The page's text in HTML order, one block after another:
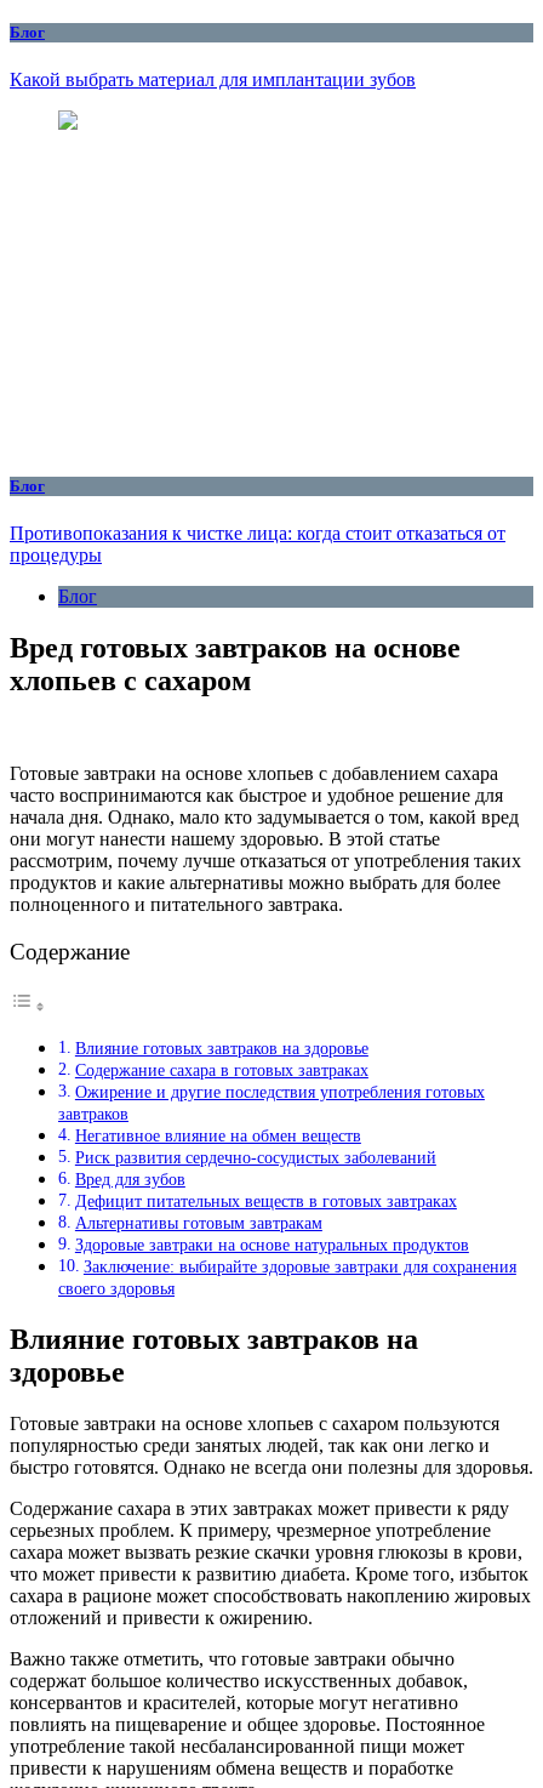
Блог
Какой выбрать материал для имплантации зубов
Блог
Противопоказания к чистке лица: когда стоит отказаться от
процедуры
Блог
Вред готовых завтраков на основе
хлопьев с сахаром
Готовые завтраки на основе хлопьев с добавлением сахара
часто воспринимаются как быстрое и удобное решение для
начала дня. Однако, мало кто задумывается о том, какой вред
они могут нанести нашему здоровью. В этой статье
рассмотрим, почему лучше отказаться от употребления таких
продуктов и какие альтернативы можно выбрать для более
полноценного и питательного завтрака.
Содержание
Влияние готовых завтраков на здоровье
Содержание сахара в готовых завтраках
Ожирение и другие последствия употребления готовых
завтраков
Негативное влияние на обмен веществ
Риск развития сердечно-сосудистых заболеваний
Вред для зубов
Дефицит питательных веществ в готовых завтраках
Альтернативы готовым завтракам
Здоровые завтраки на основе натуральных продуктов
Заключение: выбирайте здоровые завтраки для сохранения
своего здоровья
Влияние готовых завтраков на
здоровье
Готовые завтраки на основе хлопьев с сахаром пользуются
популярностью среди занятых людей, так как они легко и
быстро готовятся. Однако не всегда они полезны для здоровья.
Содержание сахара в этих завтраках может привести к ряду
серьезных проблем. К примеру, чрезмерное употребление
сахара может вызвать резкие скачки уровня глюкозы в крови,
что может привести к развитию диабета. Кроме того, избыток
сахара в рационе может способствовать накоплению жировых
отложений и привести к ожирению.
Важно также отметить, что готовые завтраки обычно
содержат большое количество искусственных добавок,
консервантов и красителей, которые могут негативно
повлиять на пищеварение и общее здоровье. Постоянное
употребление такой несбалансированной пищи может
привести к нарушениям обмена веществ и поработке